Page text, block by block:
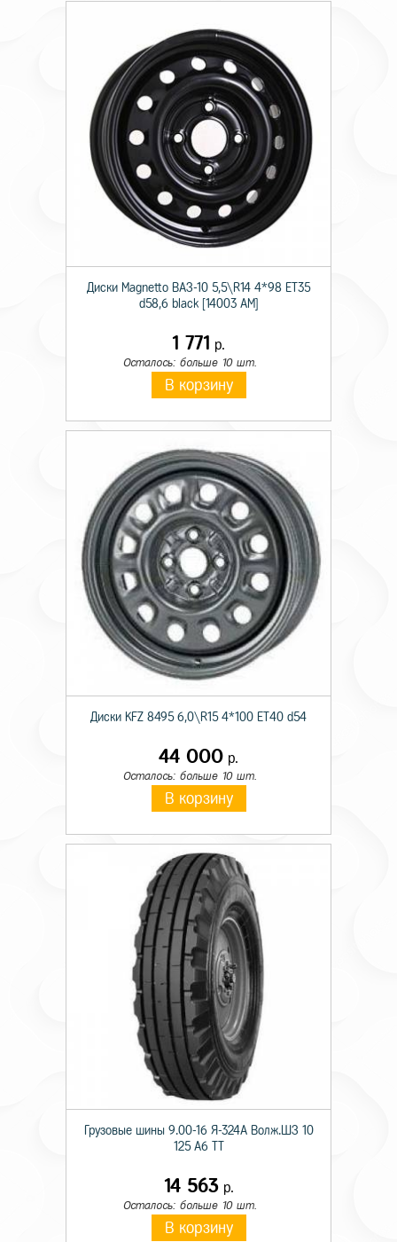
Диски Magnetto ВАЗ-10 5,5\R14 4*98 ET35
d58,6 black [14003 AM]
1 771 р.
Осталось: больше 10 шт.
В корзину
Диски KFZ 8495 6,0\R15 4*100 ET40 d54
44 000 р.
Осталось: больше 10 шт.
В корзину
Грузовые шины 9.00-16 Я-324А Волж.ШЗ 10
125 A6 TT
14 563р.
Осталось: больше 10 шт.
В корзину